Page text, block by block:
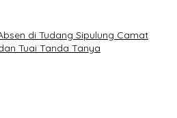
di Tudang Sipulung Camat
Tuai Tanda Tanya